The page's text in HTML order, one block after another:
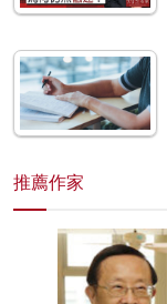
推薦作家